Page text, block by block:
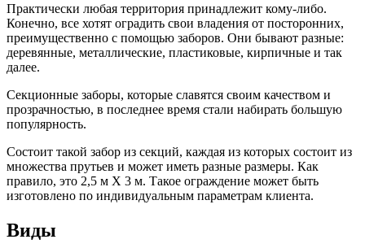
Практически любая территория принадлежит кому-либо.
Конечно, все хотят оградить свои владения от посторонних,
преимущественно с помощью заборов. Они бывают разные:
деревянные, металлические, пластиковые, кирпичные и так
далее.
Секционные заборы, которые славятся своим качеством и
прозрачностью, в последнее время стали набирать большую
популярность.
Состоит такой забор из секций, каждая из которых состоит из
множества прутьев и может иметь разные размеры. Как
правило, это 2,5 м Х 3 м. Такое ограждение может быть
изготовлено по индивидуальным параметрам клиента.
Виды